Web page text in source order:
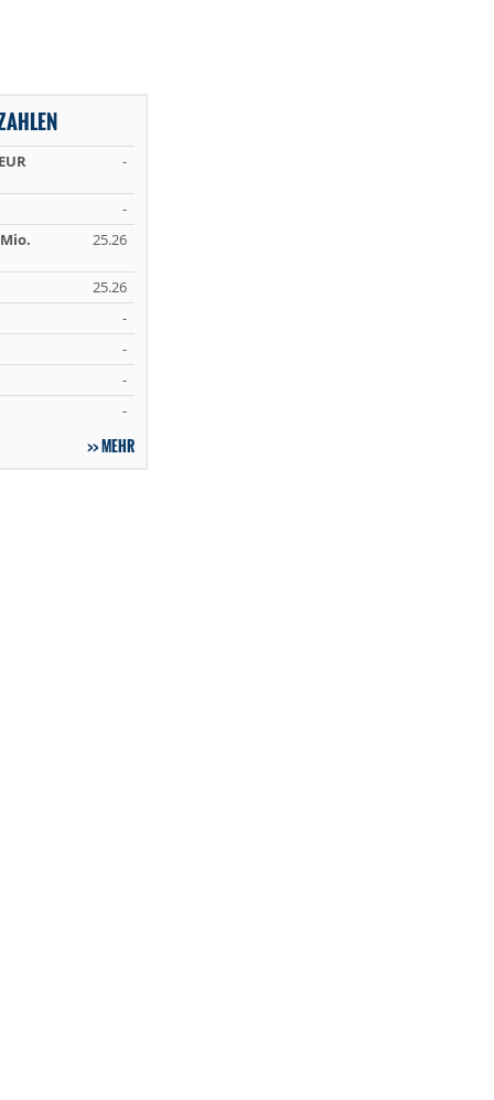
-
-
25.26
25.26
-
-
-
-
MEHR